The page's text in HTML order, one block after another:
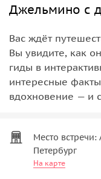
Джельмино с
Вас ждёт
Вы увидите, как
гиды в
интересные
вдохновение — и
Место встречи:
Петербург
На карте